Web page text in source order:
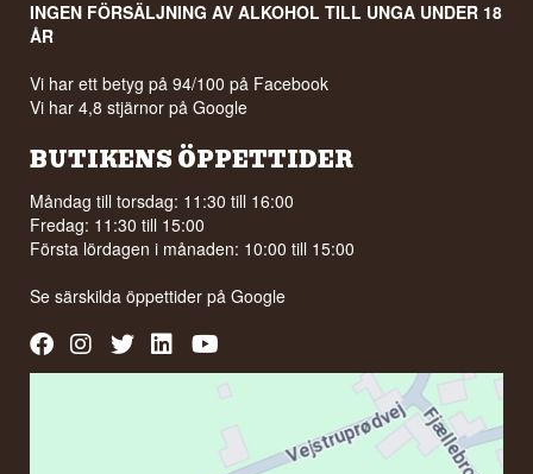
INGEN FÖRSÄLJNING AV ALKOHOL TILL UNGA UNDER 18
ÅR
Vi har ett betyg på 94/100 på Facebook
Vi har 4,8 stjärnor på Google
BUTIKENS ÖPPETTIDER
Måndag till torsdag: 11:30 till 16:00
Fredag: 11:30 till 15:00
Första lördagen i månaden: 10:00 till 15:00
Se särskilda öppettider påGoogle